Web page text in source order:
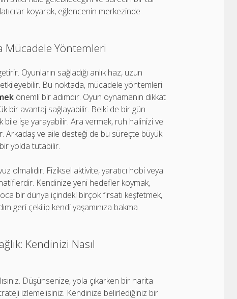
koyarak, eğlencenin merkezinde
Mücadele Yöntemleri
Oyunların sağladığı anlık haz, uzun
Bu noktada, mücadele yöntemleri
önemli bir adımdır. Oyun oynamanın dikkat
bir avantaj sağlayabilir. Belki de bir gün
bile işe yarayabilir. Ara vermek, ruh halinizi ve
Arkadaş ve aile desteği de bu süreçte büyük
yolda tutabilir.
olmalıdır. Fiziksel aktivite, yaratıcı hobi veya
Kendinize yeni hedefler koymak,
bir dünya içindeki birçok fırsatı keşfetmek,
geri çekilip kendi yaşamınıza bakma
Kendinizi Nasıl
Düşünsenize, yola çıkarken bir harita
izlemelisiniz. Kendinize belirlediğiniz bir